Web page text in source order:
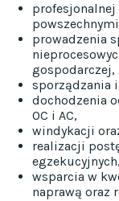
prowadzenia
gospodarczej,
sporządzania
dochodzenia
OC i AC,
windykacji
realizacji
egzekucyjnych,
wsparcia w
naprawą oraz